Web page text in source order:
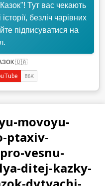
Тут вас чекають
безліч чарівних
підписуватися на
movoyu-
ptaxiv-
vesnu-
ditej-kazky-